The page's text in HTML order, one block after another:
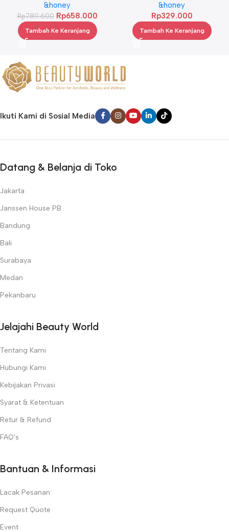
Treatment 445 g Twinpack
&honey
Rp789.600 Rp658.000
Tambah Ke Keranjang
3.0 100ml
&honey
Rp329.000
Tambah Ke Keranjang
Ikuti Kami di Sosial Media
Datang & Belanja di Toko
Jakarta
Janssen House PB
Bandung
Bali
Surabaya
Medan
Pekanbaru
Jelajahi Beauty World
Tentang Kami
Hubungi Kami
Kebijakan Privasi
Syarat & Ketentuan
Retur & Refund
FAQ's
Bantuan & Informasi
Lacak Pesanan
Request Quote
Event